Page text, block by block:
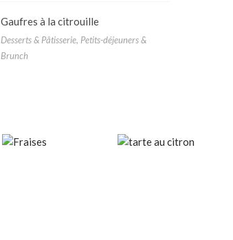
Gaufres à la citrouille
Desserts & Pâtisserie, Petits-déjeuners &
Brunch